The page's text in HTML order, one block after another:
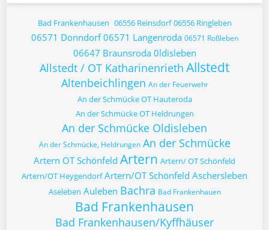
Bad Frankenhausen 06556 Reinsdorf 06556 Ringleben
06571 Donndorf 06571 Langenroda 06571 Roßleben
06647 Braunsroda 0ldisleben
Allstedt / OT Katharinenrieth Allstedt
Altenbeichlingen An der Feuerwehr
An der Schmücke OT Hauteroda
An der Schmücke OT Heldrungen
An der Schmücke Oldisleben
An der Schmücke, Heldrungen An der Schmücke
Artern OT Schönfeld Artern Artern/ OT Schönfeld
Artern/OT Heygendorf Artern/OT Schönfeld Aschersleben
Aseleben Auleben Bachra Bad Frankenhauen
Bad Frankenhausen
Bad Frankenhausen/Kyffhäuser